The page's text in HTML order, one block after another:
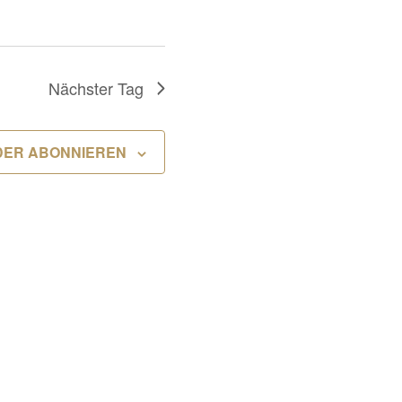
Nächster Tag
ABONNIEREN